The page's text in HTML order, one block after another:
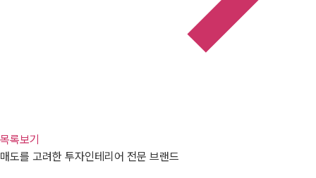
목록보기
매도를 고려한 투자인테리어 전문 브랜드